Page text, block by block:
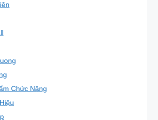
Chức Năng